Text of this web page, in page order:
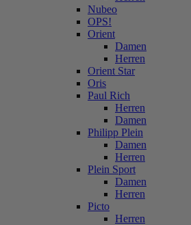
Nubeo
OPS!
Orient
Damen
Herren
Orient Star
Oris
Paul Rich
Herren
Damen
Philipp Plein
Damen
Herren
Plein Sport
Damen
Herren
Picto
Herren